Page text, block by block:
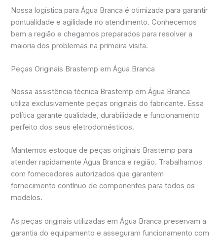
Nossa logística para Água Branca é otimizada para garantir
pontualidade e agilidade no atendimento. Conhecemos
bem a região e chegamos preparados para resolver a
maioria dos problemas na primeira visita.
Peças Originais Brastemp em Água Branca
Nossa assistência técnica Brastemp em Água Branca
utiliza exclusivamente peças originais do fabricante. Essa
política garante qualidade, durabilidade e funcionamento
perfeito dos seus eletrodomésticos.
Mantemos estoque de peças originais Brastemp para
atender rapidamente Água Branca e região. Trabalhamos
com fornecedores autorizados que garantem
fornecimento contínuo de componentes para todos os
modelos.
As peças originais utilizadas em Água Branca preservam a
garantia do equipamento e asseguram funcionamento com